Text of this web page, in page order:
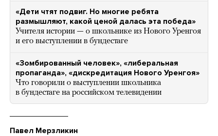
«Дети чтят подвиг. Но многие ребята
размышляют, какой ценой далась эта победа»
Учителя истории — о школьнике из Нового Уренгоя
и его выступлении в бундестаге
«Зомбированный человек», «либеральная
пропаганда», «дискредитация Нового Уренгоя»
Что говорили о выступлении школьника
в бундестаге на российском телевидении
Павел Мерзликин